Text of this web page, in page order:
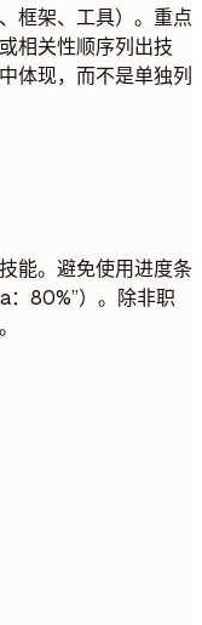
框架、工具）。重点
相关性顺序列出技
体现，而不是单独列
能。避免使用进度条
：80%”）。除非职